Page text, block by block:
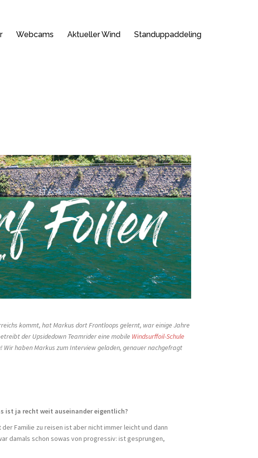
Webcams Aktueller Wind Standuppaddeling
kommt, hat Markus dort Frontloops gelernt, war einige Jahre
der Upsidedown Teamrider eine mobile Windsurffoil-Schule
haben Markus zum Interview geladen, genauer nachgefragt
ist ja recht weit auseinander eigentlich?
Familie zu reisen ist aber nicht immer leicht und dann
damals schon sowas von progressiv: ist gesprungen,